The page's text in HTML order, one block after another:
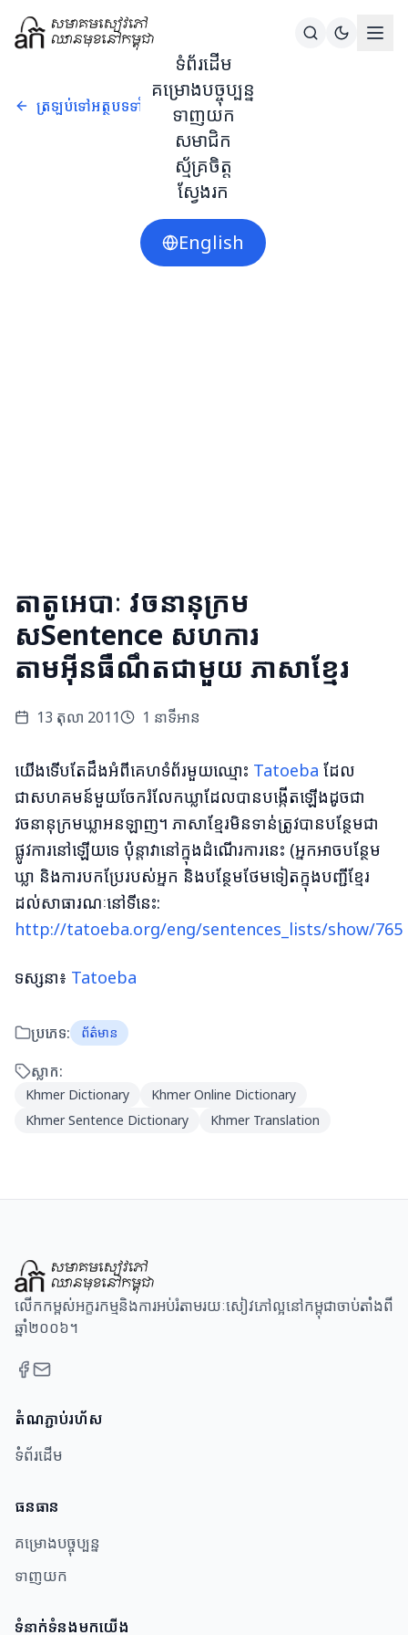
ទំព័រដើម
គម្រោងបច្ចុប្បន្ន
ទាញយក
សមាជិក
ស្ម័គ្រចិត្ត
ស្វែងរក
English
ត្រឡប់ទៅអត្ថបទទាំងអស់
តាតូអេបាៈ វចនានុក្រម
សSentence សហការ
តាមអុីនធឺណឹតជាមួយ ភាសាខ្មែរ
13 តុលា 2011 1 នាទីអាន
យើងទើបតែដឹងអំពីគេហទំព័រមួយឈ្មោះ Tatoeba ដែល
ជាសហគមន៍មួយចែករំលែកឃ្លាដែលបានបង្កើតឡើងដូចជា
វចនានុក្រមឃ្លាអនឡាញ។ ភាសាខ្មែរមិនទាន់ត្រូវបានបន្ថែមជា
ផ្លូវការនៅឡើយទេ ប៉ុន្តាវានៅក្នុងដំណើរការនេះ (អ្នកអាចបន្ថែម
ឃ្លា និងការបកប្រែរបស់អ្នក និងបន្ថែមថែមទៀតក្នុងបញ្ជីខ្មែរ
ដល់សាធារណៈនៅទីនេះ:
http://tatoeba.org/eng/sentences_lists/show/765
ទស្សនា៖ Tatoeba
ប្រភេទ: ព័ត៌មាន
ស្លាក:
Khmer Dictionary
Khmer Online Dictionary
Khmer Sentence Dictionary
Khmer Translation
លើកកម្ពស់អក្ខរកម្មនិងការអប់រំតាមរយៈសៀវភៅល្អនៅកម្ពុជាចាប់តាំងពី
ឆ្នាំ២០០៦។
តំណភ្ជាប់រហ័ស
ទំព័រដើម
ធនធាន​
គម្រោងបច្ចុប្បន្ន
ទាញយក
ទំនាក់ទំនងមកយើង